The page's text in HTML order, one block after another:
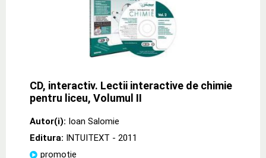
CD, interactiv. Lectii interactive de chimie
pentru liceu, Volumul II
Autor(i): Ioan Salomie
Editura: INTUITEXT - 2011
promoție